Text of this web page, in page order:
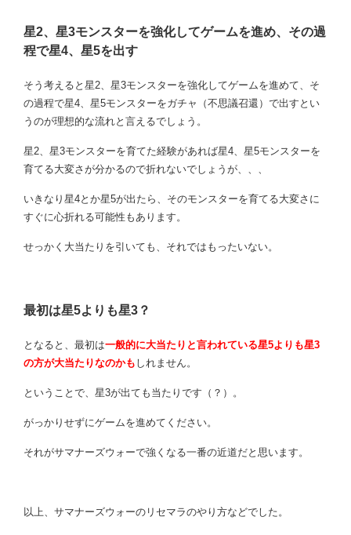
星2、星3モンスターを強化してゲームを進め、その過
程で星4、星5を出す
そう考えると星2、星3モンスターを強化してゲームを進めて、そ
の過程で星4、星5モンスターをガチャ（不思議召還）で出すとい
うのが理想的な流れと言えるでしょう。
星2、星3モンスターを育てた経験があれば星4、星5モンスターを
育てる大変さが分かるので折れないでしょうが、、、
いきなり星4とか星5が出たら、そのモンスターを育てる大変さに
すぐに心折れる可能性もあります。
せっかく大当たりを引いても、それではもったいない。
最初は星5よりも星3？
となると、最初は一般的に大当たりと言われている星5よりも星3
の方が大当たりなのかも しれません。
ということで、星3が出ても当たりです（？）。
がっかりせずにゲームを進めてください。
それがサマナーズウォーで強くなる一番の近道だと思います。
以上、サマナーズウォーのリセマラのやり方などでした。